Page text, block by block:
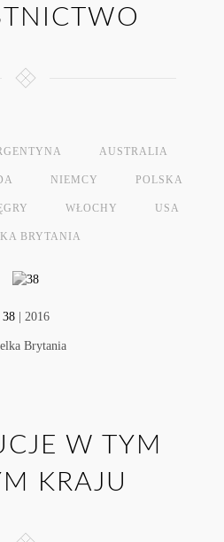
AUSTRALIA
NIEMCY POLSKA
WŁOCHY USA
BRYTANIA
38| 2016
Brytania
W TYM
KRAJU